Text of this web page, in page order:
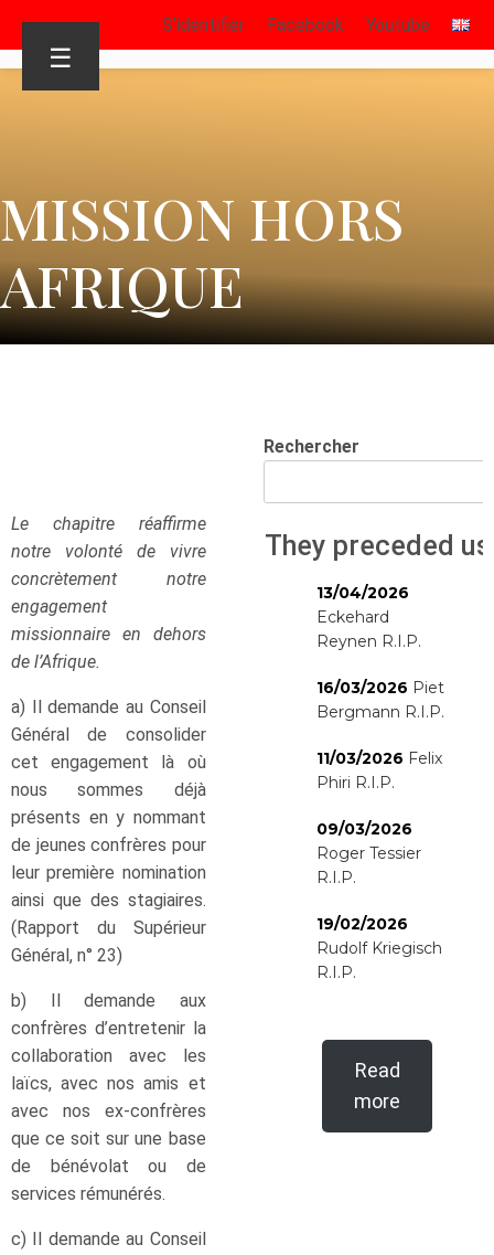
S’identifier Facebook Youtube
☰
MISSION HORS
AFRIQUE
Le chapitre réaffirme
notre volonté de vivre
concrètement notre
engagement
missionnaire en dehors
de l’Afrique.
a) Il demande au Conseil
Général de consolider
cet engagement là où
nous sommes déjà
présents en y nommant
de jeunes confrères pour
leur première nomination
ainsi que des stagiaires.
(Rapport du Supérieur
Général, n° 23)
b) Il demande aux
confrères d’entretenir la
collaboration avec les
laïcs, avec nos amis et
avec nos ex-confrères
que ce soit sur une base
de bénévolat ou de
services rémunérés.
c) Il demande au Conseil
Rechercher
They preceded us
13/04/2026
Eckehard
Reynen R.I.P.
16/03/2026 Piet
Bergmann R.I.P.
11/03/2026 Felix
Phiri R.I.P.
09/03/2026
Roger Tessier
R.I.P.
19/02/2026
Rudolf Kriegisch
R.I.P.
Read
more